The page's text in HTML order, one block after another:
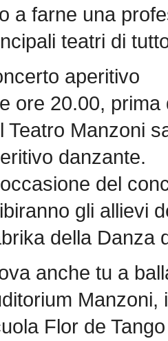
a farne una
teatri di
aperitivo
ore 20.00,
Teatro Manzoni
danzante.
del
gli allievi
della Danza
anche tu a
Manzoni,
Flor de